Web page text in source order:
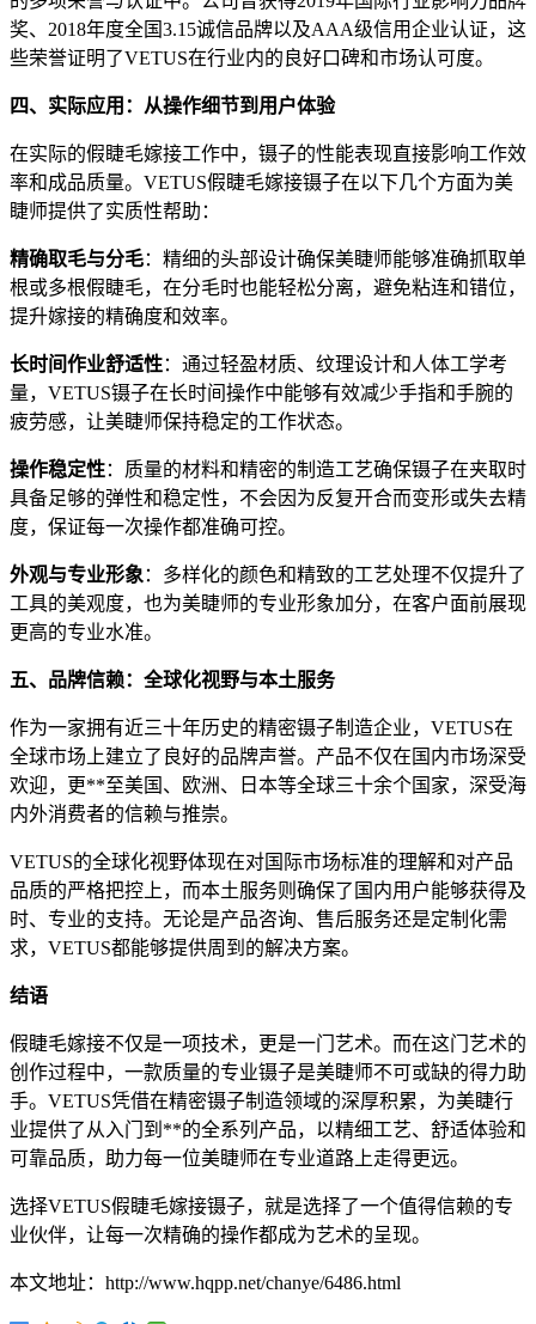
奖、2018年度全国3.15诚信品牌以及AAA级信用企业认证，这
些荣誉证明了VETUS在行业内的良好口碑和市场认可度。
四、实际应用：从操作细节到用户体验
在实际的假睫毛嫁接工作中，镊子的性能表现直接影响工作效
率和成品质量。VETUS假睫毛嫁接镊子在以下几个方面为美
睫师提供了实质性帮助：
精确取毛与分毛：精细的头部设计确保美睫师能够准确抓取单
根或多根假睫毛，在分毛时也能轻松分离，避免粘连和错位，
提升嫁接的精确度和效率。
长时间作业舒适性：通过轻盈材质、纹理设计和人体工学考
量，VETUS镊子在长时间操作中能够有效减少手指和手腕的
疲劳感，让美睫师保持稳定的工作状态。
操作稳定性：质量的材料和精密的制造工艺确保镊子在夹取时
具备足够的弹性和稳定性，不会因为反复开合而变形或失去精
度，保证每一次操作都准确可控。
外观与专业形象：多样化的颜色和精致的工艺处理不仅提升了
工具的美观度，也为美睫师的专业形象加分，在客户面前展现
更高的专业水准。
五、品牌信赖：全球化视野与本土服务
作为一家拥有近三十年历史的精密镊子制造企业，VETUS在
全球市场上建立了良好的品牌声誉。产品不仅在国内市场深受
欢迎，更**至美国、欧洲、日本等全球三十余个国家，深受海
内外消费者的信赖与推崇。
VETUS的全球化视野体现在对国际市场标准的理解和对产品
品质的严格把控上，而本土服务则确保了国内用户能够获得及
时、专业的支持。无论是产品咨询、售后服务还是定制化需
求，VETUS都能够提供周到的解决方案。
结语
假睫毛嫁接不仅是一项技术，更是一门艺术。而在这门艺术的
创作过程中，一款质量的专业镊子是美睫师不可或缺的得力助
手。VETUS凭借在精密镊子制造领域的深厚积累，为美睫行
业提供了从入门到**的全系列产品，以精细工艺、舒适体验和
可靠品质，助力每一位美睫师在专业道路上走得更远。
选择VETUS假睫毛嫁接镊子，就是选择了一个值得信赖的专
业伙伴，让每一次精确的操作都成为艺术的呈现。
本文地址：http://www.hqpp.net/chanye/6486.html